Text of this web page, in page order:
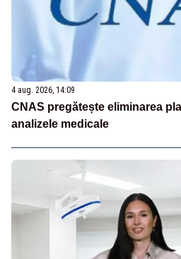
4 aug. 2026, 14:09
CNAS pregătește eliminarea
analizele medicale